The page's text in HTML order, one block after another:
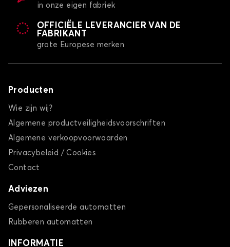
in onze eigen fabriek
OFFICIËLE LEVERANCIER VAN DE
FABRIKANT
grote Europese merken
Producten
Wie zijn wij?
Algemene productveiligheidsvoorschriften
Algemene verkoopvoorwaarden
Privacybeleid / Cookies
Contact
Adviezen
Gepersonaliseerde automatten
Rubberen automatten
INFORMATIE